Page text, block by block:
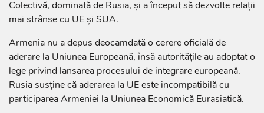
Colectivă, dominată de Rusia, și a început să dezvolte relații
mai strânse cu UE și SUA.
Armenia nu a depus deocamdată o cerere oficială de
aderare la Uniunea Europeană, însă autoritățile au adoptat o
lege privind lansarea procesului de integrare europeană.
Rusia susține că aderarea la UE este incompatibilă cu
participarea Armeniei la Uniunea Economică Eurasiatică.